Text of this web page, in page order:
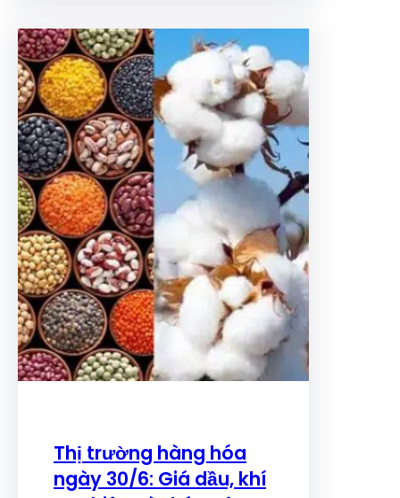
Thị trường hàng hóa
ngày 30/6: Giá dầu, khí